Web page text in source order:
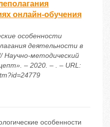
онлайн-обучения
особенности
деятельности в
Научно-методический
– 2020. – . – URL:
особенности